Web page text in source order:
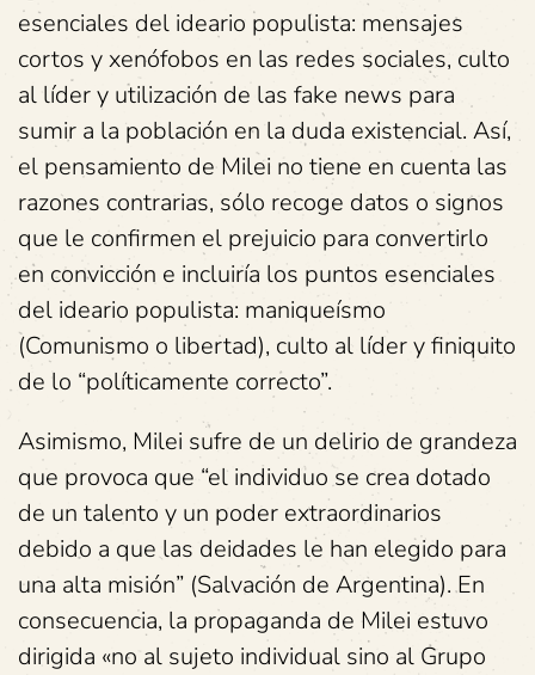
esenciales del ideario populista: mensajes
cortos y xenófobos en las redes sociales, culto
al líder y utilización de las fake news para
sumir a la población en la duda existencial. Así,
el pensamiento de Milei no tiene en cuenta las
razones contrarias, sólo recoge datos o signos
que le confirmen el prejuicio para convertirlo
en convicción e incluiría los puntos esenciales
del ideario populista: maniqueísmo
(Comunismo o libertad), culto al líder y finiquito
de lo “políticamente correcto”.
Asimismo, Milei sufre de un delirio de grandeza
que provoca que “el individuo se crea dotado
de un talento y un poder extraordinarios
debido a que las deidades le han elegido para
una alta misión” (Salvación de Argentina). En
consecuencia, la propaganda de Milei estuvo
dirigida «no al sujeto individual sino al Grupo